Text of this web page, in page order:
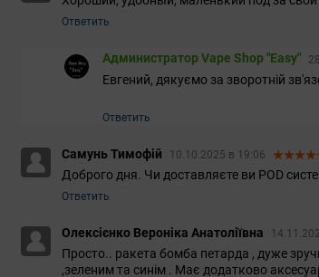
Ответить
Администратор Vape Shop "Easy"
Евгений, дякуємо за зворотній
Ответить
Самунь Тимофій 10.10.2025 в 19:06
Доброго дня. Чи доставляєте ви POD
Ответить
Олексієнко Вероніка Анатоліївна
Просто.. ракета бомба петарда , дуже
,зеленим та синім . Має додатково